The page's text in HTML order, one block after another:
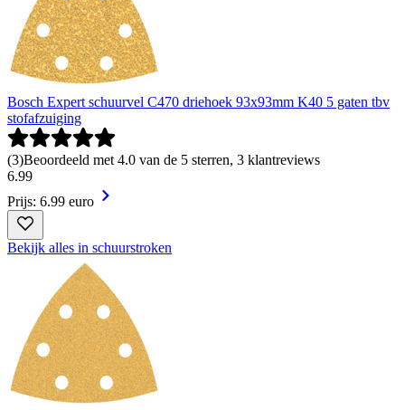
Bosch Expert schuurvel C470 driehoek 93x93mm K40 5 gaten tbv
stofafzuiging
(3)Beoordeeld met 4.0 van de 5 sterren, 3 klantreviews
6.99
Prijs: 6.99 euro
Bekijk alles in schuurstroken